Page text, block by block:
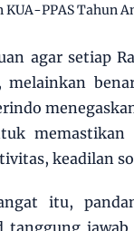
KUA-PPAS Tahun
agar setiap
melainkan
memastikan
keadilan
itu,
tanggung